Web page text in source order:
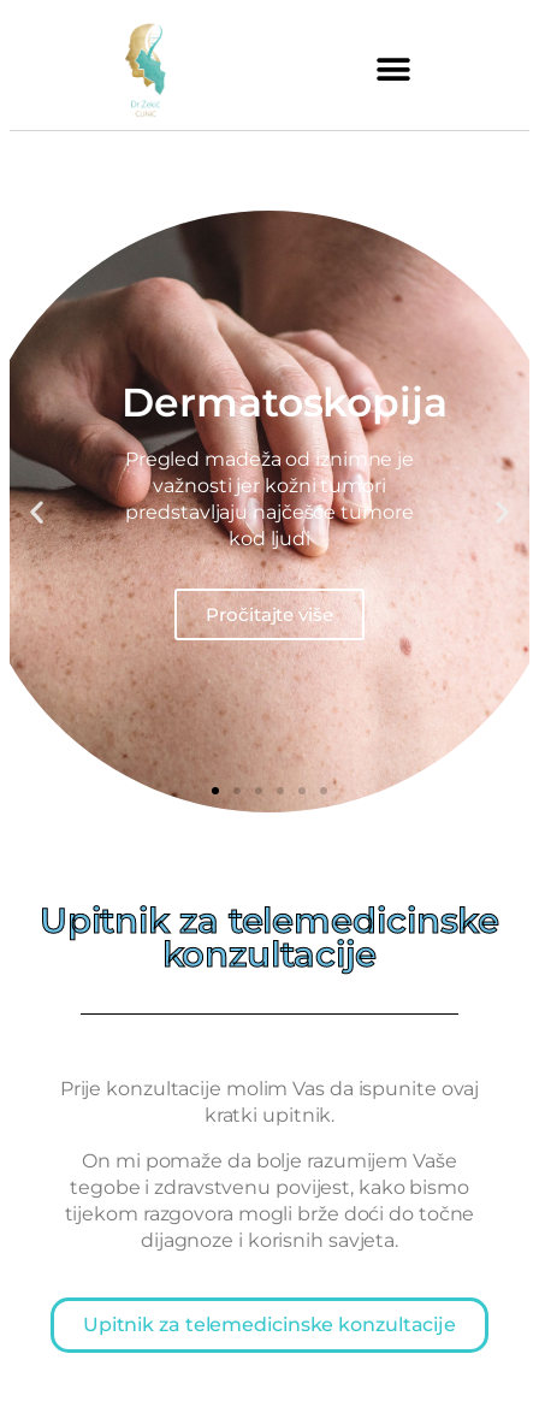
Dermatoskopija
Pregled madeža od iznimne je
važnosti jer kožni tumori
predstavljaju najčešće tumore
kod ljudi
Pročitajte više
Upitnik za telemedicinske
konzultacije
Prije konzultacije molim Vas da ispunite ovaj
kratki upitnik.
On mi pomaže da bolje razumijem Vaše
tegobe i zdravstvenu povijest, kako bismo
tijekom razgovora mogli brže doći do točne
dijagnoze i korisnih savjeta.
Upitnik za telemedicinske konzultacije